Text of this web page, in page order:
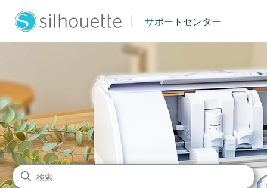
サポートセンター
シルエットジャパン サポート
検索